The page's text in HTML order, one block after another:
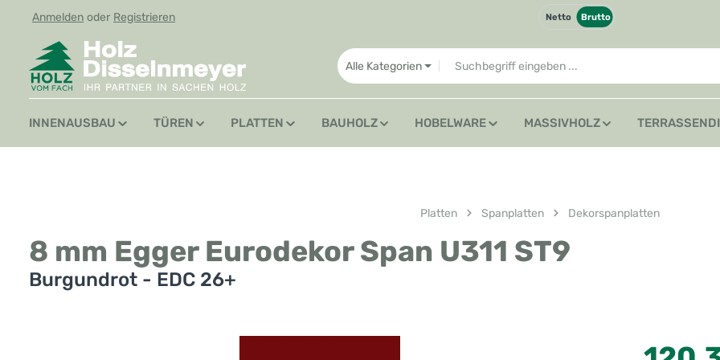
Hauptinhalt springen
Zur Suche springen
Zur Hauptnavigation springen
Anmelden oder Registrieren Netto Brutto
Alle Kategorien
INNENAUSBAU TÜREN PLATTEN BAUHOLZ HOBELWARE MASSIVHOLZ
Platten Spanplatten Dekorspanplatten
8 mm Egger Eurodekor Span U311 ST9
Burgundrot - EDC 26+
Regulärer Preis: